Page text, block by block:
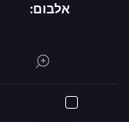
אלבום: